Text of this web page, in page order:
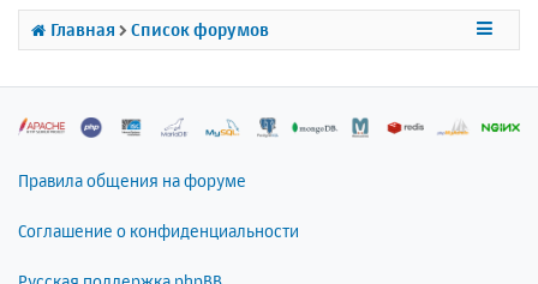
Главная Список форумов
Правила общения на форуме
Соглашение о конфиденциальности